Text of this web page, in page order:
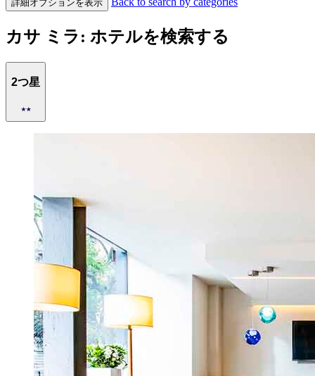
詳細オプションを表示
カサ ミラ: ホテルを検索する
2つ星